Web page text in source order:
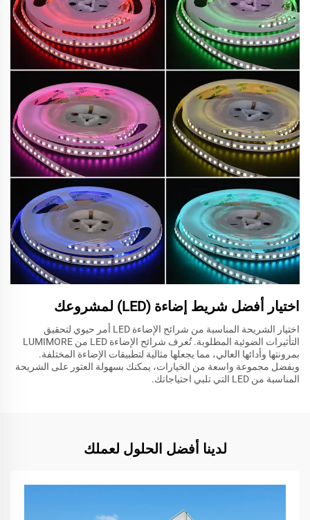
اختيار أفضل شريط إضاءة (LED) لمشروعك
اختيار الشريحة المناسبة من شرائح الإضاءة LED أمر حيوي لتحقيق
التأثيرات الضوئية المطلوبة. تُعرف شرائح الإضاءة LED من LUMIMORE
بمرونتها وأدائها العالي، مما يجعلها مثالية لتطبيقات الإضاءة المختلفة.
وبفضل مجموعة واسعة من الخيارات، يمكنك بسهولة العثور على الشريحة
المناسبة من LED التي تلبي احتياجاتك.
لدينا أفضل الحلول لعملك